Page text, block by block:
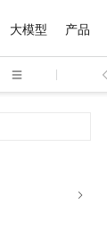
大模型 产品